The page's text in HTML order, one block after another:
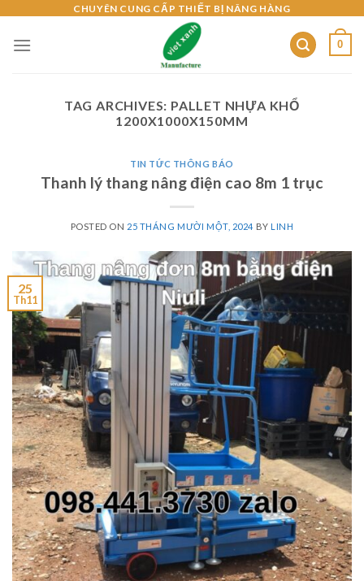
content
CHUYÊN CUNG CẤP THIẾT BỊ NÂNG HÀNG
0
TAG ARCHIVES: PALLET NHỰA KHỔ
1200X1000X150MM
TIN TỨC THÔNG BÁO
Thanh lý thang nâng điện cao 8m 1 trục
POSTED ON 25 THÁNG MƯỜI MỘT, 2024 BYLINH
25
Th11